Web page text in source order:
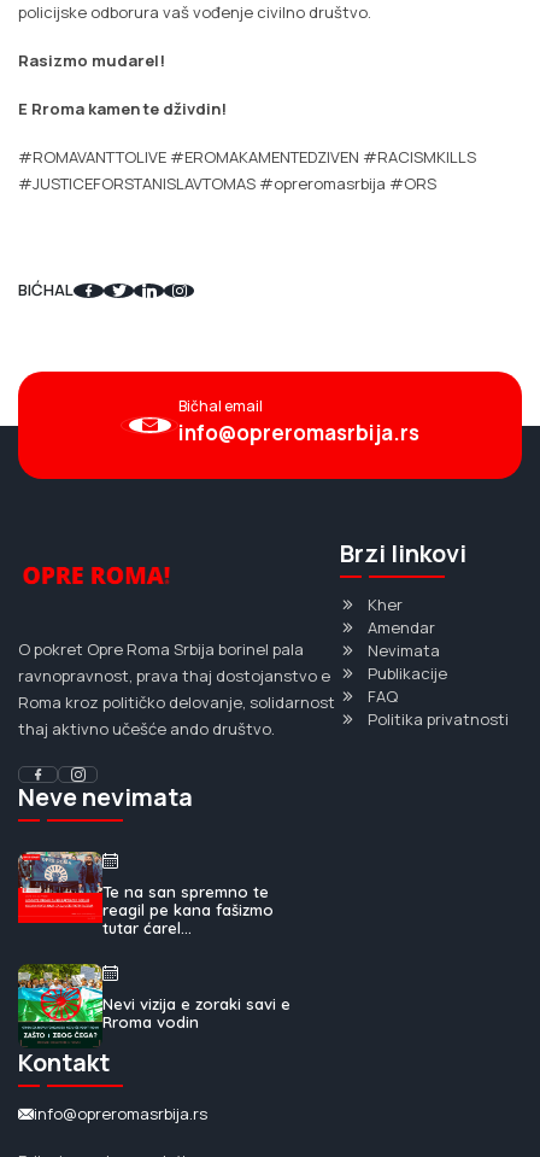
policijske odborura vaš vođenje civilno društvo.
Rasizmo mudarel!
E Rroma kamen te dživdin!
#ROMAVANTTOLIVE #EROMAKAMENTEDZIVEN #RACISMKILLS
#JUSTICEFORSTANISLAVTOMAS #opreromasrbija #ORS
BIĆHAL
Bičhal email
info@opreromasrbija.rs
O pokret Opre Roma Srbija borinel pala
ravnopravnost, prava thaj dostojanstvo e
Roma kroz političko delovanje, solidarnost
thaj aktivno učešće ando društvo.
Brzi linkovi
Kher
Amendar
Nevimata
Publikacije
FAQ
Politika privatnosti
Neve nevimata
Te na san spremno te
reagil pe kana fašizmo
tutar ćarel...
Nevi vizija e zoraki savi e
Rroma vodin
Kontakt
info@opreromasrbija.rs